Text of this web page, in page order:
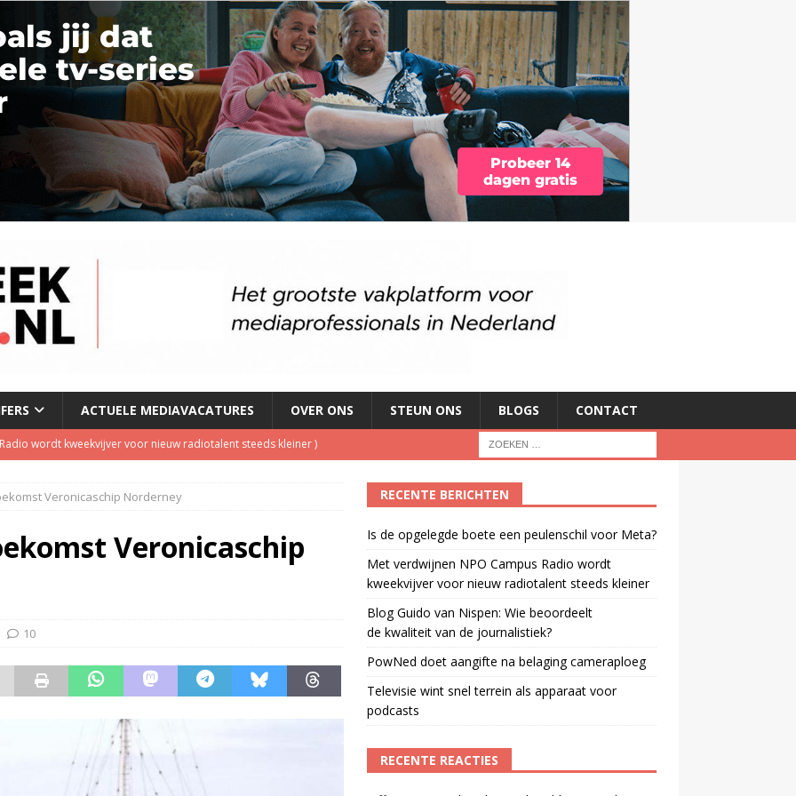
ACTUELE MEDIAVACATURES OVER ONS STEUN ONS BLOGS CONTACT
wordt kweekvijver voor nieuw radiotalent steeds kleiner)
cameraploeg)
voor podcasts
Veronicaschip Norderney
Veronicaschip
10
RECENTE BERICHTEN
Is de opgelegde boete een peulenschil voor Meta?
Met verdwijnen NPO Campus Radio wordt
kweekvijver voor nieuw radiotalent steeds kleiner
Blog Guido van Nispen: Wie beoordeelt
de kwaliteit van de journalistiek?
PowNed doet aangifte na belaging cameraploeg
Televisie wint snel terrein als apparaat voor
podcasts
RECENTE REACTIES